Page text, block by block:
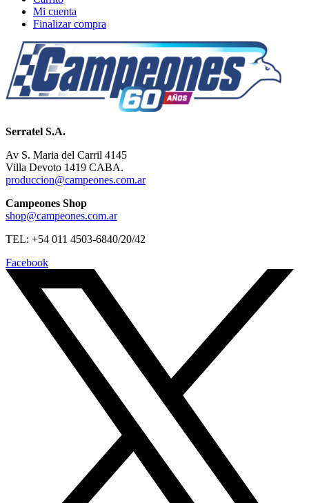
Mi cuenta
Finalizar compra
Serratel S.A.
Av S. Maria del Carril 4145
Villa Devoto 1419 CABA.
produccion@campeones.com.ar
Campeones Shop
shop@campeones.com.ar
TEL: +54 011 4503-6840/20/42
Facebook